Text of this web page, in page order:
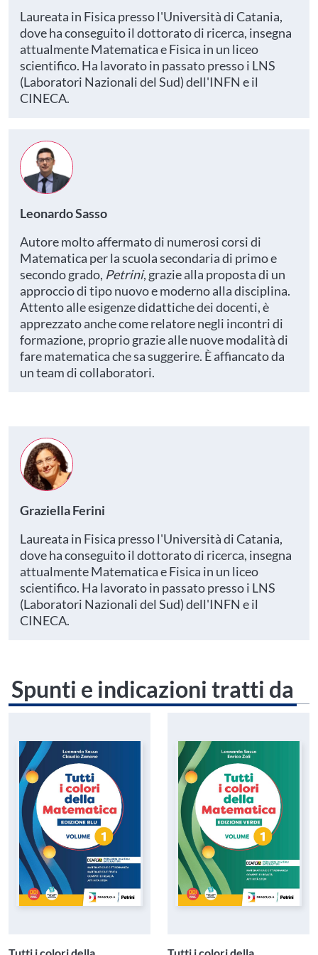
Laureata in Fisica presso l'Università di Catania,
dove ha conseguito il dottorato di ricerca, insegna
attualmente Matematica e Fisica in un liceo
scientifico. Ha lavorato in passato presso i LNS
(Laboratori Nazionali del Sud) dell'INFN e il
CINECA.
Leonardo Sasso
Autore molto affermato di numerosi corsi di
Matematica per la scuola secondaria di primo e
secondo grado, Petrini, grazie alla proposta di un
approccio di tipo nuovo e moderno alla disciplina.
Attento alle esigenze didattiche dei docenti, è
apprezzato anche come relatore negli incontri di
formazione, proprio grazie alle nuove modalità di
fare matematica che sa suggerire. È affiancato da
un team di collaboratori.
Graziella Ferini
Laureata in Fisica presso l'Università di Catania,
dove ha conseguito il dottorato di ricerca, insegna
attualmente Matematica e Fisica in un liceo
scientifico. Ha lavorato in passato presso i LNS
(Laboratori Nazionali del Sud) dell'INFN e il
CINECA.
Spunti e indicazioni tratti da